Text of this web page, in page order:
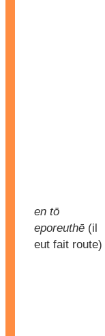
en tō
eporeuthē (il
eut fait route)